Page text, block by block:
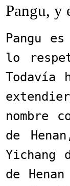
Pangu, y
Pangu
lo
Todavía
nombre
de
Yichang
de